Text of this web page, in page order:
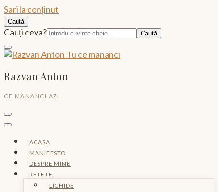
Sari la conținut
Caută
Caută:
Cauți ceva?
Razvan Anton
CE MANANCI AZI
ACASA
MANIFESTO
DESPRE MINE
RETETE
LICHIDE